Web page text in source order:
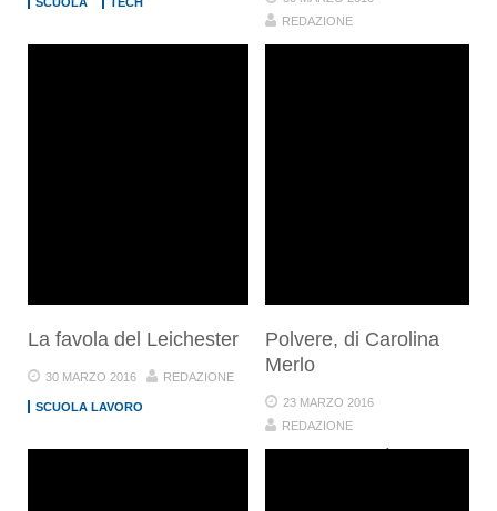
REDAZIONE
La favola del Leichester
30 MARZO 2016 REDAZIONE
SCUOLA LAVORO
Polvere, di Carolina
Merlo
23 MARZO 2016
REDAZIONE